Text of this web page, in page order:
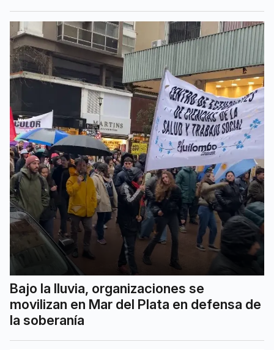
Bajo la lluvia, organizaciones se
movilizan en Mar del Plata en defensa de
la soberanía